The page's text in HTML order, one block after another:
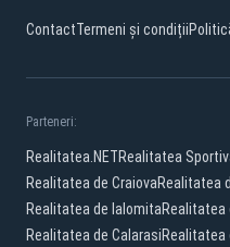
ContactTermeni și condiții
Parteneri:
Realitatea.NETRealitatea
Realitatea de CraiovaRealitatea
Realitatea de IalomitaRealitatea
Realitatea de CalarasiRealitatea